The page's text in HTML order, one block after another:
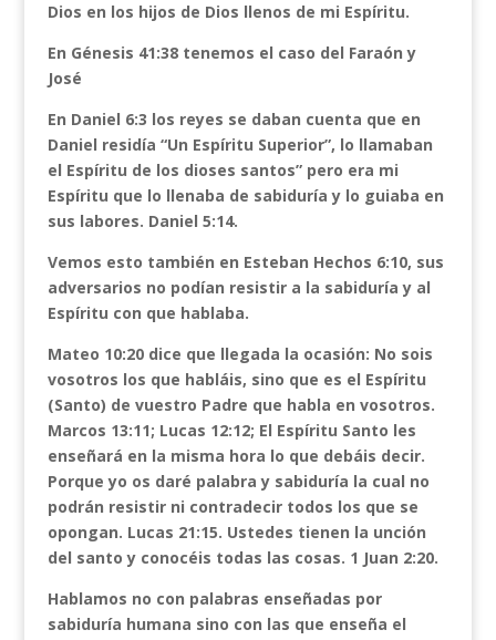
Dios en los hijos de Dios llenos de mi Espíritu.
En Génesis 41:38 tenemos el caso del Faraón y
José
En Daniel 6:3 los reyes se daban cuenta que en
Daniel residía “Un Espíritu Superior”, lo llamaban
el Espíritu de los dioses santos” pero era mi
Espíritu que lo llenaba de sabiduría y lo guiaba en
sus labores. Daniel 5:14.
Vemos esto también en Esteban Hechos 6:10, sus
adversarios no podían resistir a la sabiduría y al
Espíritu con que hablaba.
Mateo 10:20 dice que llegada la ocasión: No sois
vosotros los que habláis, sino que es el Espíritu
(Santo) de vuestro Padre que habla en vosotros.
Marcos 13:11; Lucas 12:12; El Espíritu Santo les
enseñará en la misma hora lo que debáis decir.
Porque yo os daré palabra y sabiduría la cual no
podrán resistir ni contradecir todos los que se
opongan. Lucas 21:15. Ustedes tienen la unción
del santo y conocéis todas las cosas. 1 Juan 2:20.
Hablamos no con palabras enseñadas por
sabiduría humana sino con las que enseña el